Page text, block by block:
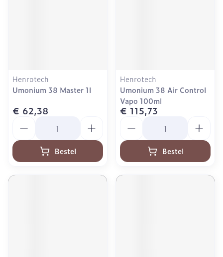
Henrotech
Umonium 38 Master 1l
€ 62,38
Bestel
Henrotech
Umonium 38 Air Control
Vapo 100ml
€ 115,73
Bestel